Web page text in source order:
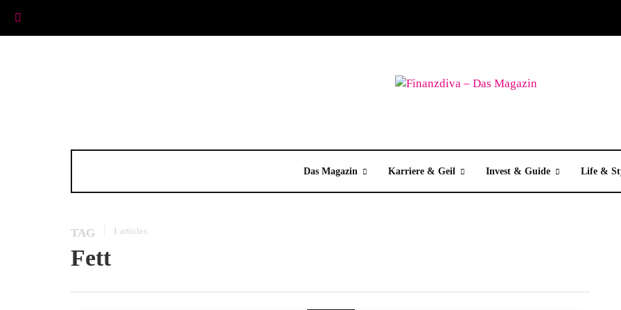
Das Magazin Karriere & Geil Invest & Guide Life &
TAG 1 articles
Fett